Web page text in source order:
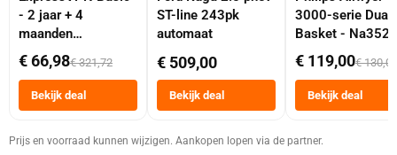
- 2 jaar + 4
maanden
abonnement
€ 66,98€ 321,72
Bekijk deal
ST-line 243pk
automaat
€ 509,00
Bekijk deal
3000-serie Dual
Basket -
Dubbele Mand 9
Tot 6 Personen
Heteluchtfriteuse
Zwart
€ 119,00€ 130,00
Bekijk deal
Prijs en voorraad kunnen wijzigen. Aankopen lopen via de partner.